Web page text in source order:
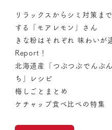
リラックスからシミ対策ま
する「モアレモン」さん
きな粉はそれぞれ 味わいが
Report！
北海道産「つぶつぶでんぷ
ち」レシピ
梅しごとまとめ
ケチャップ食べ比べの特集